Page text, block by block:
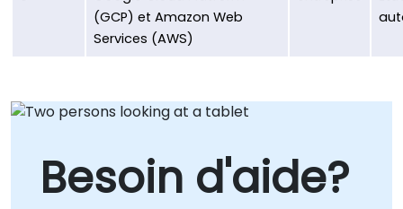
(GCP) et Amazon Web
Services (AWS)
Besoin d'aide?